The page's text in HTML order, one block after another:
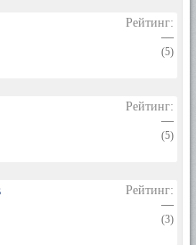
Рейтинг:
—
(5)
Рейтинг:
—
(5)
Рейтинг:
—
(3)